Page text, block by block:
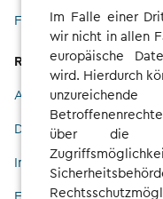
FAQs und Hilfe
Rechtliches
Allgemeine
Datenschutz
Impressum
Im Falle einer
wir nicht in allen
europäische
wird. Hierdurch
über die